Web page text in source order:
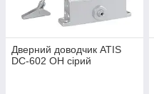
Дверний доводчик ATIS
DC-602 OH сірий